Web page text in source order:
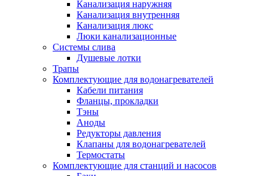
Адреса Сервис-центров
Условия возврата товара
Обмен и возврат товара
Канализация наружняя
Канализация внутренняя
Канализация люкс
Люки канализационные
Системы слива
Душевые лотки
Трапы
Комплектующие для водонагревателей
Кабели питания
Фланцы, прокладки
Тэны
Аноды
Редукторы давления
Клапаны для водонагревателей
Термостаты
Комплектующие для станций и насосов